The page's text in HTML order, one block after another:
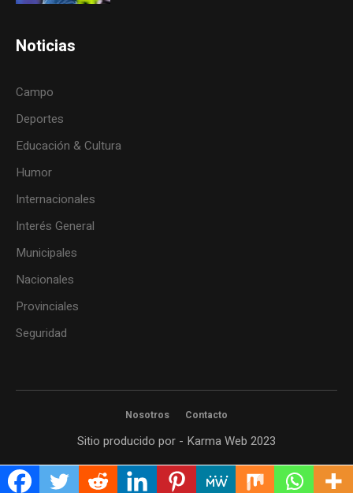
Noticias
Campo
Deportes
Educación & Cultura
Humor
Internacionales
Interés General
Municipales
Nacionales
Provinciales
Seguridad
Nosotros Contacto
Sitio producido por - Karma Web 2023